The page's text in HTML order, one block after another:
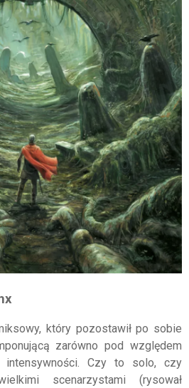
który pozostawił po sobie
zarówno pod względem
Czy to solo, czy
scenarzystami (rysował